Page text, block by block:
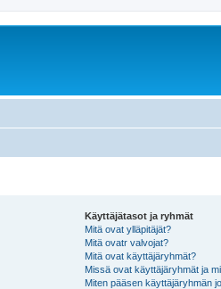
Käyttäjätasot ja ryhmät
Mitä ovat ylläpitäjät?
Mitä ovatr valvojat?
Mitä ovat käyttäjäryhmät?
Missä ovat käyttäjäryhmät ja
Miten pääsen käyttäjäryhmän